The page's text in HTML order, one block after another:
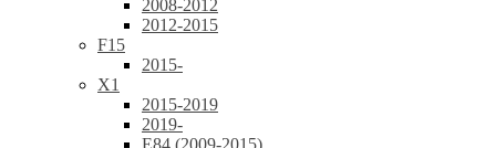
2008-2012
2012-2015
F15
2015-
X1
2015-2019
2019-
E84 (2009-2015)